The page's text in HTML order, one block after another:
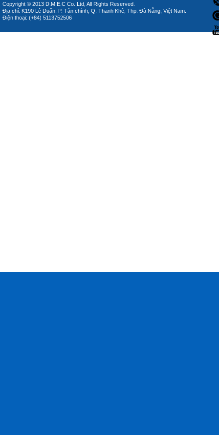
Copyright © 2013 D.M.E.C Co.,Ltd, All Rights Reserved.
Địa chỉ: K190 Lê Duẩn, P. Tân chính, Q. Thanh Khê, Thp. Đà Nẵng, Việt Nam.
Điện thoại: (+84) 5113752506